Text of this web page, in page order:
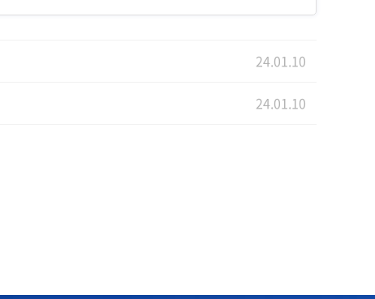
24.01.10
24.01.10